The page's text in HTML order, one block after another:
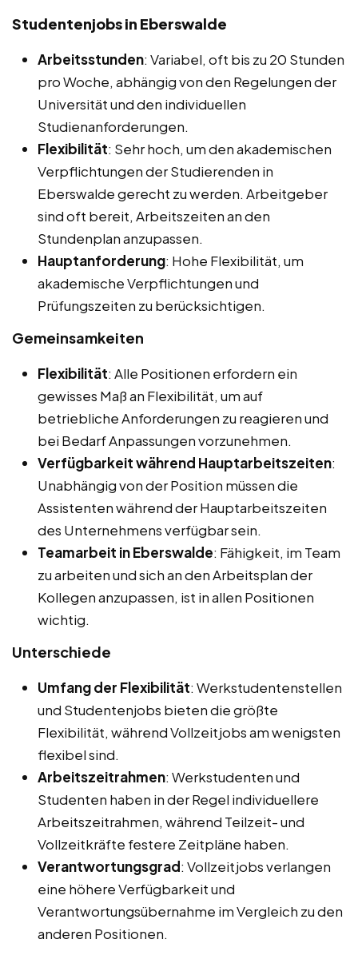
Studentenjobs in Eberswalde
Arbeitsstunden: Variabel, oft bis zu 20 Stunden
pro Woche, abhängig von den Regelungen der
Universität und den individuellen
Studienanforderungen.
Flexibilität: Sehr hoch, um den akademischen
Verpflichtungen der Studierenden in
Eberswalde gerecht zu werden. Arbeitgeber
sind oft bereit, Arbeitszeiten an den
Stundenplan anzupassen.
Hauptanforderung: Hohe Flexibilität, um
akademische Verpflichtungen und
Prüfungszeiten zu berücksichtigen.
Gemeinsamkeiten
Flexibilität: Alle Positionen erfordern ein
gewisses Maß an Flexibilität, um auf
betriebliche Anforderungen zu reagieren und
bei Bedarf Anpassungen vorzunehmen.
Verfügbarkeit während Hauptarbeitszeiten:
Unabhängig von der Position müssen die
Assistenten während der Hauptarbeitszeiten
des Unternehmens verfügbar sein.
Teamarbeit in Eberswalde: Fähigkeit, im Team
zu arbeiten und sich an den Arbeitsplan der
Kollegen anzupassen, ist in allen Positionen
wichtig.
Unterschiede
Umfang der Flexibilität: Werkstudentenstellen
und Studentenjobs bieten die größte
Flexibilität, während Vollzeitjobs am wenigsten
flexibel sind.
Arbeitszeitrahmen: Werkstudenten und
Studenten haben in der Regel individuellere
Arbeitszeitrahmen, während Teilzeit- und
Vollzeitkräfte festere Zeitpläne haben.
Verantwortungsgrad: Vollzeitjobs verlangen
eine höhere Verfügbarkeit und
Verantwortungsübernahme im Vergleich zu den
anderen Positionen.